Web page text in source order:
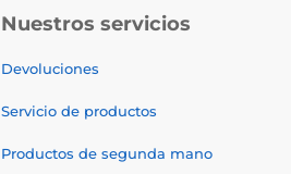
Nuestros servicios
Devoluciones
Servicio de productos
Productos de segunda mano